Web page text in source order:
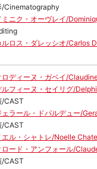
/Cinematography
ミニク・オーヴレイ/
ルロス・ダレッシオ/Carlos
ロディーヌ・ガベイ/
ルフィーヌ・セイリグ/
/CAST
ェラール・ドパルデュー/
/CAST
エル・シャトレ/Noelle
ロード・アンフォール/
/CAST